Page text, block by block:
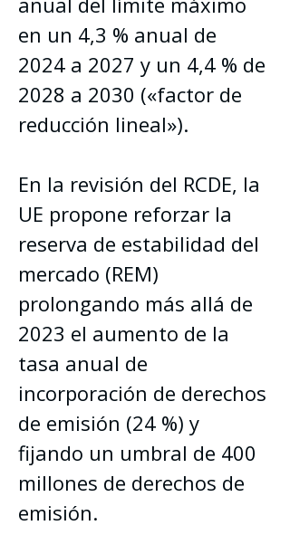
en un 4,3 % anual de
2024 a 2027 y un 4,4 % de
2028 a 2030 («factor de
reducción lineal»).
En la revisión del RCDE, la
UE propone reforzar la
reserva de estabilidad del
mercado (REM)
prolongando más allá de
2023 el aumento de la
tasa anual de
incorporación de derechos
de emisión (24 %) y
fijando un umbral de 400
millones de derechos de
emisión.